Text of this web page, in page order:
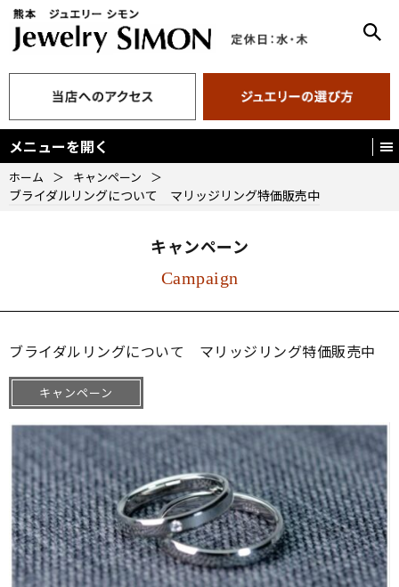
メニューを開く
ホーム ＞ キャンペーン ＞
ブライダルリングについて マリッジリング特価販売中
キャンペーン
Campaign
ブライダルリングについて マリッジリング特価販売中
キャンペーン